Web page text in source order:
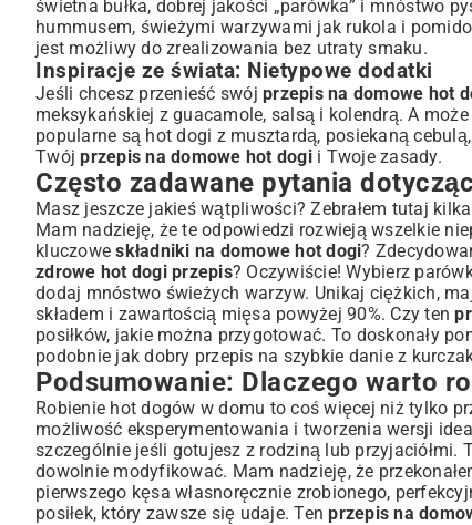
świetna bułka, dobrej jakości „parówka” i mnóstwo
hummusem, świeżymi warzywami jak rukola i
jest możliwy do zrealizowania bez utraty smaku.
Inspiracje ze świata: Nietypowe dodatki
Jeśli chcesz przenieść swój przepis na domowe hot
meksykańskiej z guacamole, salsą i kolendrą. A
popularne są hot dogi z musztardą, posiekaną
Twójprzepis na domowe hot dogii Twoje zasady.
Często zadawane pytania
Masz jeszcze jakieś wątpliwości? Zebrałem tutaj
Mam nadzieję, że te odpowiedzi rozwieją wszelkie
kluczoweskładniki na domowe hot dogi?
zdrowe hot dogi przepis? Oczywiście! Wybierz
dodaj mnóstwo świeżych warzyw. Unikaj ciężkich,
składem i zawartością mięsa powyżej 90%. Czy ten
posiłków, jakie można przygotować. To doskonały
podobnie jak dobry przepis na szybkie danie z
Podsumowanie: Dlaczego warto
Robienie hot dogów w domu to coś więcej niż tylko
możliwość eksperymentowania i tworzenia wersji
szczególnie jeśli gotujesz z rodziną lub przyjaciółmi.
dowolnie modyfikować. Mam nadzieję, że
pierwszego kęsa własnoręcznie zrobionego,
posiłek, który zawsze się udaje. Tenprzepis na